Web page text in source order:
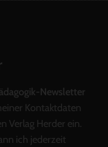
Newsletter
Kontaktdaten
Verlag Herder ein.
ich jederzeit